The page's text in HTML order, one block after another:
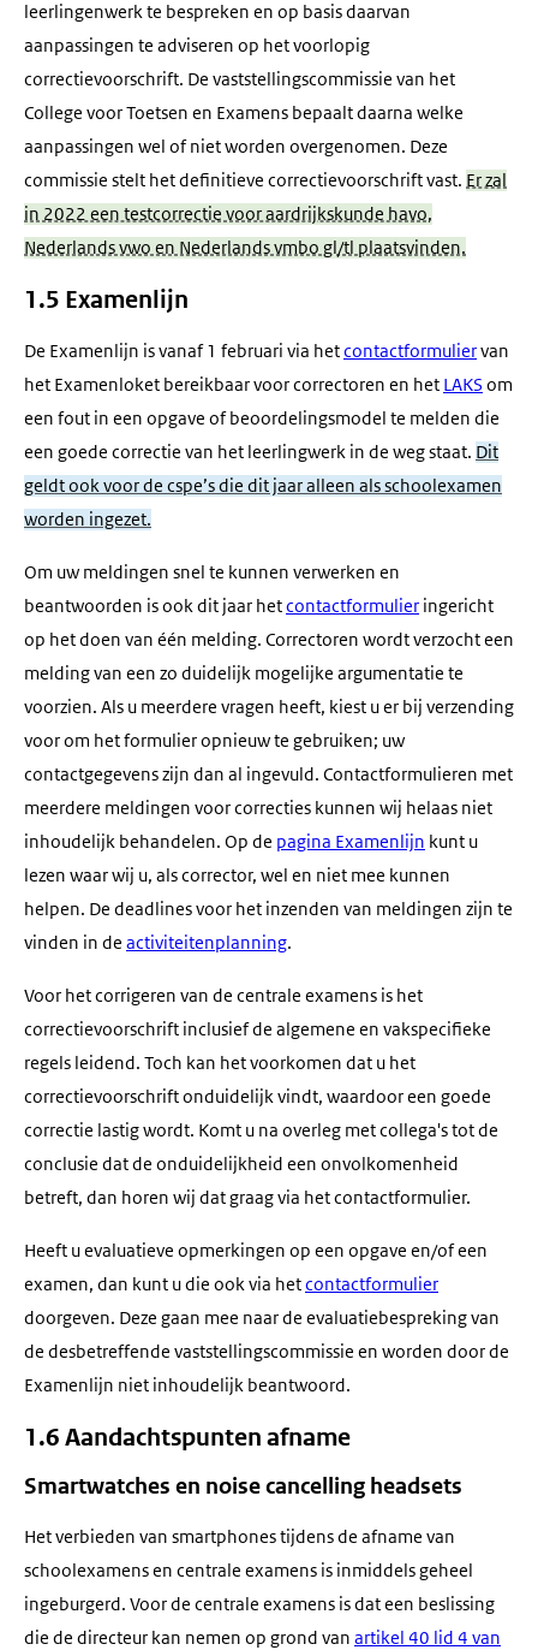
leerlingenwerk te bespreken en op basis daarvan
aanpassingen te adviseren op het voorlopig
correctievoorschrift. De vaststellingscommissie van het
College voor Toetsen en Examens bepaalt daarna welke
aanpassingen wel of niet worden overgenomen. Deze
commissie stelt het definitieve correctievoorschrift vast. Er zal
in 2022 een testcorrectie voor aardrijkskunde havo,
Nederlands vwo en Nederlands vmbo gl/tl plaatsvinden.
1.5 Examenlijn
De Examenlijn is vanaf 1 februari via hetcontactformuliervan
het Examenloket bereikbaar voor correctoren en het LAKS om
een fout in een opgave of beoordelingsmodel te melden die
een goede correctie van het leerlingwerk in de weg staat. Dit
geldt ook voor de cspe’s die dit jaar alleen als schoolexamen
worden ingezet.
Om uw meldingen snel te kunnen verwerken en
beantwoorden is ook dit jaar hetcontactformulier ingericht
op het doen van één melding. Correctoren wordt verzocht een
melding van een zo duidelijk mogelijke argumentatie te
voorzien. Als u meerdere vragen heeft, kiest u er bij verzending
voor om het formulier opnieuw te gebruiken; uw
contactgegevens zijn dan al ingevuld. Contactformulieren met
meerdere meldingen voor correcties kunnen wij helaas niet
inhoudelijk behandelen. Op de pagina Examenlijn kunt u
lezen waar wij u, als corrector, wel en niet mee kunnen
helpen. De deadlines voor het inzenden van meldingen zijn te
vinden in de activiteitenplanning.
Voor het corrigeren van de centrale examens is het
correctievoorschrift inclusief de algemene en vakspecifieke
regels leidend. Toch kan het voorkomen dat u het
correctievoorschrift onduidelijk vindt, waardoor een goede
correctie lastig wordt. Komt u na overleg met collega's tot de
conclusie dat de onduidelijkheid een onvolkomenheid
betreft, dan horen wij dat graag via het contactformulier.
Heeft u evaluatieve opmerkingen op een opgave en/of een
examen, dan kunt u die ook via hetcontactformulier
doorgeven. Deze gaan mee naar de evaluatiebespreking van
de desbetreffende vaststellingscommissie en worden door de
Examenlijn niet inhoudelijk beantwoord.
1.6 Aandachtspunten afname
Smartwatches en noise cancelling headsets
Het verbieden van smartphones tijdens de afname van
schoolexamens en centrale examens is inmiddels geheel
ingeburgerd. Voor de centrale examens is dat een beslissing
die de directeur kan nemen op grond van artikel 40 lid 4 van